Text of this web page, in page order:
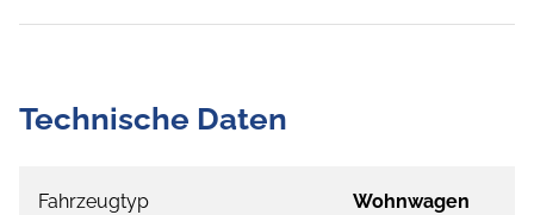
Technische Daten
Fahrzeugtyp Wohnwagen